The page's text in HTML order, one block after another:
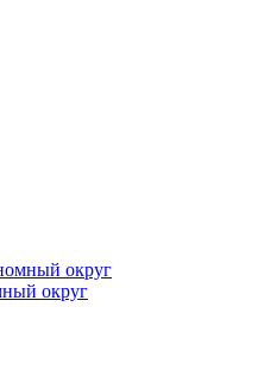
округ
округ